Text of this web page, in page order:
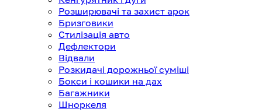
Розширювачі та захист арок
Бризговики
Стилізація авто
Дефлектори
Відвали
Розкидачі дорожньої суміші
Бокси і кошики на дах
Багажники
Шноркеля